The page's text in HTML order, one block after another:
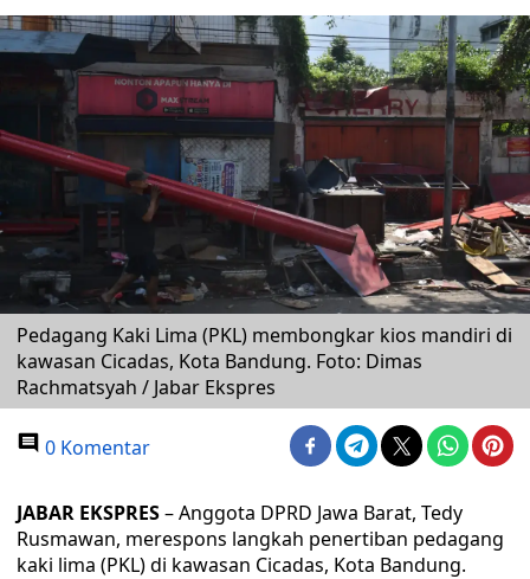
Pedagang Kaki Lima (PKL) membongkar kios mandiri di
kawasan Cicadas, Kota Bandung. Foto: Dimas
Rachmatsyah / Jabar Ekspres
0 Komentar
JABAR EKSPRES– Anggota DPRD Jawa Barat, Tedy
Rusmawan, merespons langkah penertiban pedagang
kaki lima (PKL) di kawasan Cicadas, Kota Bandung.